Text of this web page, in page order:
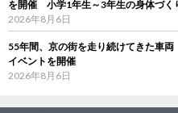
を開催 小学1年生～3年生の身体づく
2026年8月6日
55年間、京の街を走り続けてきた車
イベントを開催
2026年8月6日